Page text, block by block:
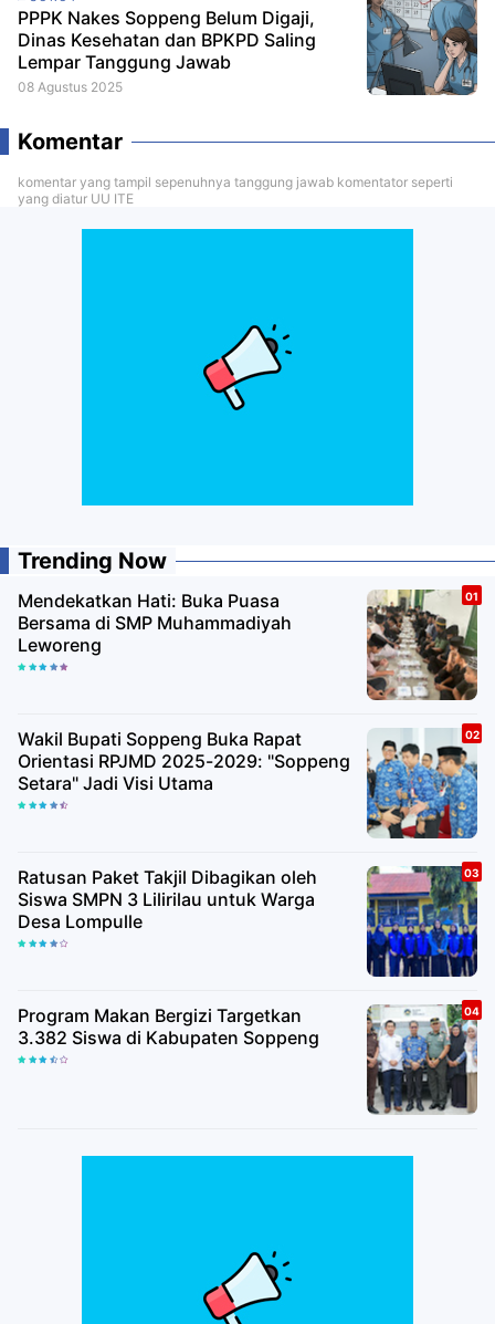
PPPK Nakes Soppeng Belum Digaji,
Dinas Kesehatan dan BPKPD Saling
Lempar Tanggung Jawab
08 Agustus 2025
Komentar
komentar yang tampil sepenuhnya tanggung jawab komentator seperti
yang diatur UU ITE
Trending Now
Mendekatkan Hati: Buka Puasa
Bersama di SMP Muhammadiyah
Leworeng
Wakil Bupati Soppeng Buka Rapat
Orientasi RPJMD 2025-2029: "Soppeng
Setara" Jadi Visi Utama
Ratusan Paket Takjil Dibagikan oleh
Siswa SMPN 3 Lilirilau untuk Warga
Desa Lompulle
Program Makan Bergizi Targetkan
3.382 Siswa di Kabupaten Soppeng